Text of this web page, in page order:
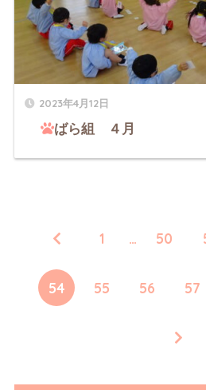
2023年4月12日
ばら組 ４月
1 … 50
54 55 56 57